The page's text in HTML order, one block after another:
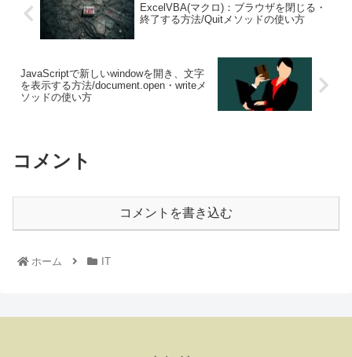
ExcelVBA(マクロ)：ブラウザを閉じる・
終了する方法/Quitメソッドの使い方
JavaScriptで新しいwindowを開き、文字
を表示する方法/document.open・writeメ
ソッドの使い方
コメント
コメントを書き込む
ホーム IT